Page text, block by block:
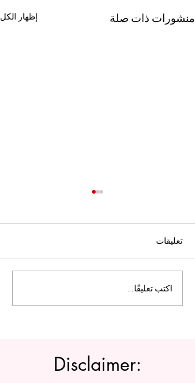
منشورات ذات صلة إظهار الكل
الجامعة السويسرية الدولية
تفتح أبواب التسجيل بعد
تعليقات
اكتب تعليقًا...
Disclaimer: